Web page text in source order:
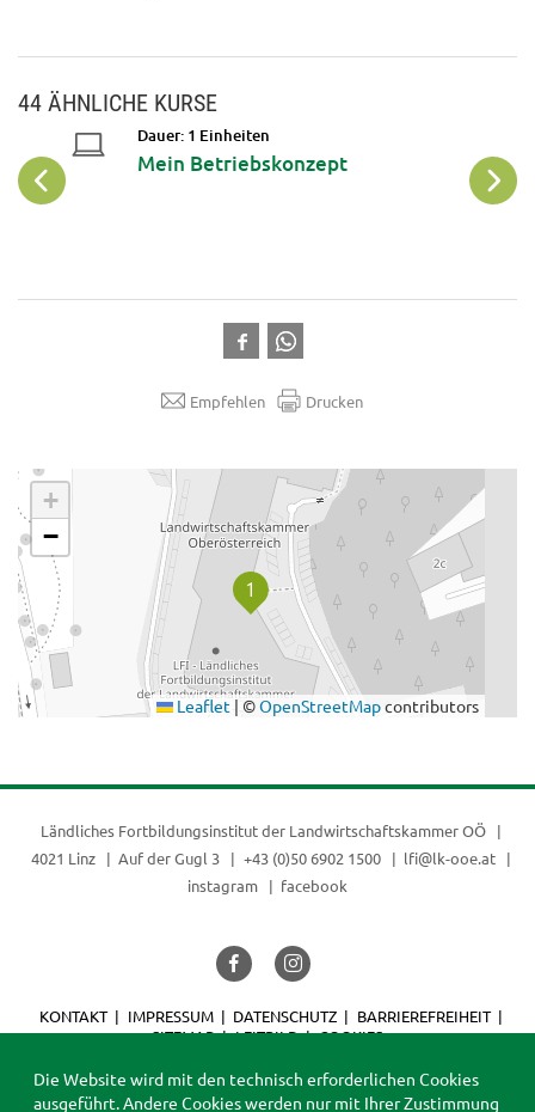
44 ÄHNLICHE KURSE
Dauer: 1 Einheiten
Mein Betriebskonzept
Empfehlen Drucken
.
+
−
Leaflet | ©OpenStreetMapcontributors
Ländliches Fortbildungsinstitut der Landwirtschaftskammer OÖ
4021 Linz
Auf der Gugl 3 +43 (0)50 6902 1500
lfi@lk-ooe.at
instagram
facebook
KONTAKT IMPRESSUM DATENSCHUTZ
BARRIEREFREIHEIT
SITEMAP
LEITBILD COOKIES
Die Website wird mit den technisch erforderlichen Cookies
ausgeführt. Andere Cookies werden nur mit Ihrer Zustimmung